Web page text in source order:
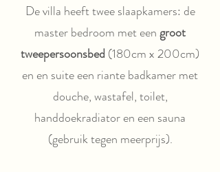
De villa heeft twee slaapkamers: de
master bedroom met eengroot
tweepersoonsbed (180cm x 200cm)
en en suite een riante badkamer met
douche, wastafel, toilet,
handdoekradiator en een sauna
(gebruik tegen meerprijs).